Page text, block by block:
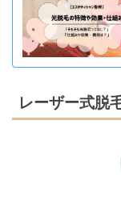
レーザー式脱